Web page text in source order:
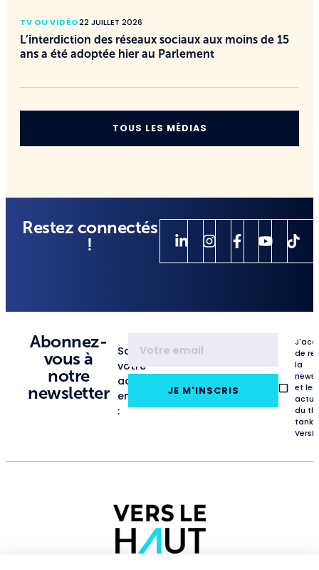
TV OU VIDÉO22 JUILLET 2026
L’interdiction des réseaux sociaux aux moins de 15
ans a été adoptée hier au Parlement
TOUS LES MÉDIAS
Restez connectés
!
Abonnez-
vous à
notre
newsletter
Saisissez
votre
adresse
email
:
JE M'INSCRIS
de
la
et les
du
tank